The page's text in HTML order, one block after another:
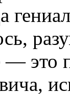
— это